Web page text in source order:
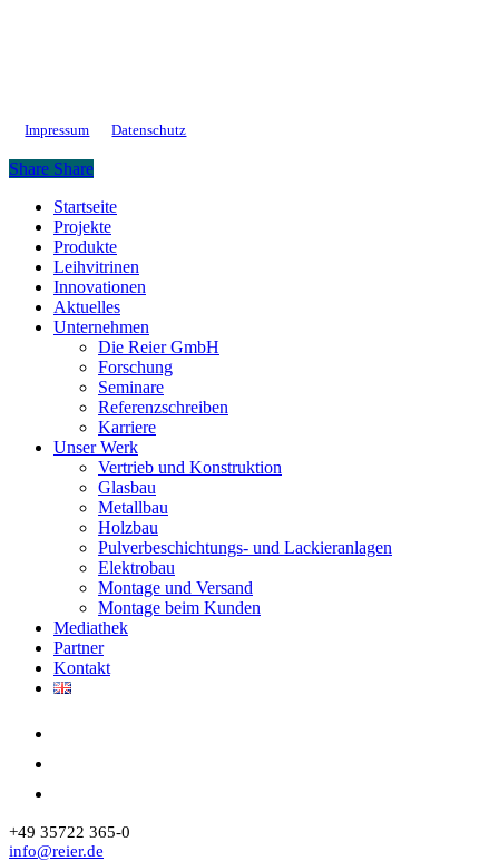
Impressum Datenschutz
Share Share
Close
Menu
Startseite
Projekte
Produkte
Leihvitrinen
Innovationen
Aktuelles
Unternehmen
Die Reier GmbH
Forschung
Seminare
Referenzschreiben
Karriere
Unser Werk
Vertrieb und Konstruktion
Glasbau
Metallbau
Holzbau
Pulverbeschichtungs- und Lackieranlagen
Elektrobau
Montage und Versand
Montage beim Kunden
Mediathek
Partner
Kontakt
+49 35722 365-0
info@reier.de